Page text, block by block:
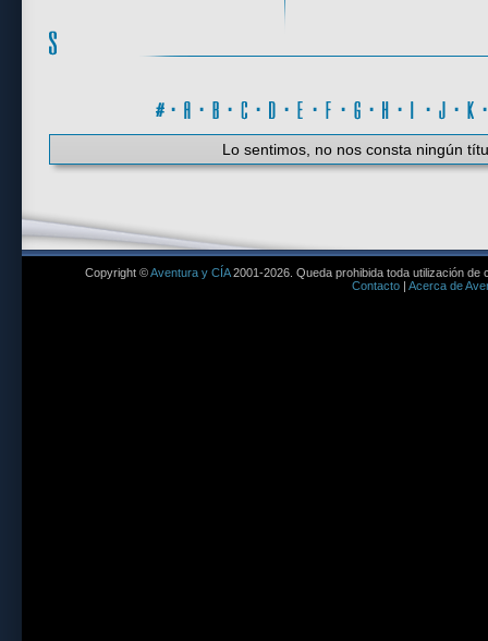
· · · · · · · · · ·
Lo sentimos, no nos consta ningún
Copyright ©Aventura y CÍA2001-2026. Queda prohibida toda utilización de
Contacto| Acerca de